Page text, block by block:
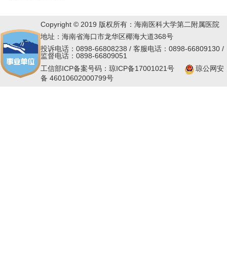
Copyright © 2019 版权所有：海南医科大学第二附属医院
地址：海南省海口市龙华区椰海大道368号
投诉电话：0898-66808238 / 客服电话：0898-66809130 /
监督电话：0898-66809051
工信部ICP备案号码：琼ICP备17001021号
琼公网安
备 46010602000799号